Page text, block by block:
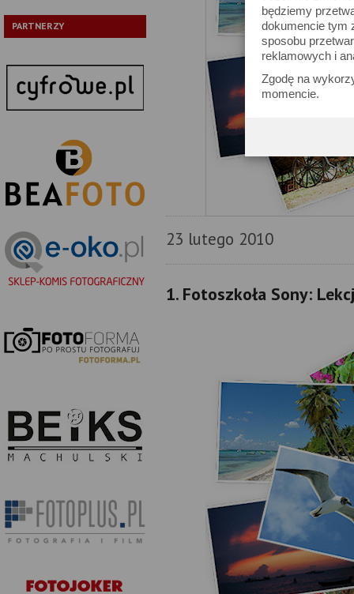
będziemy
dokumencie tym
sposobu
reklamowych i
Zgodę na
momencie.
PARTNERZY
23 lutego 2010
1. Fotoszkoła Sony: